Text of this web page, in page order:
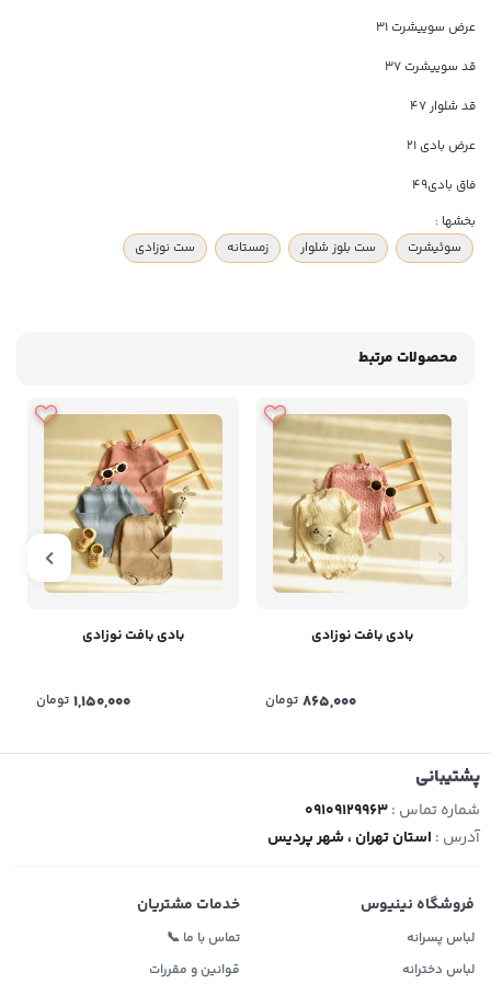
عرض سوییشرت ۳۱
قد سوییشرت ۳۷
قد شلوار ۴۷
عرض بادی ۲۱
فاق بادی۴۹
بخشها :
سوئیشرت
ست بلوز شلوار زمستانه ست نوزادی
محصولات مرتبط
بادی بافت نوزادی
865,000 تومان
بادی بافت نوزادی
1,150,000 تومان
پشتیبانی
شماره تماس :09109129963
آدرس : استان تهران ، شهر پردیس
فروشگاه نینیوس
لباس پسرانه
لباس دخترانه
خدمات مشتریان
تماس با ما 📞
قوانین و مقررات